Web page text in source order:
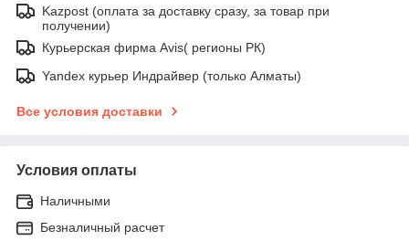
Kazpost (оплата за доставку сразу, за товар при
получении)
Курьерская фирма Avis( регионы РК)
Yandex курьер Индрайвер (только Алматы)
Все условия доставки
Условия оплаты
Наличными
Безналичный расчет